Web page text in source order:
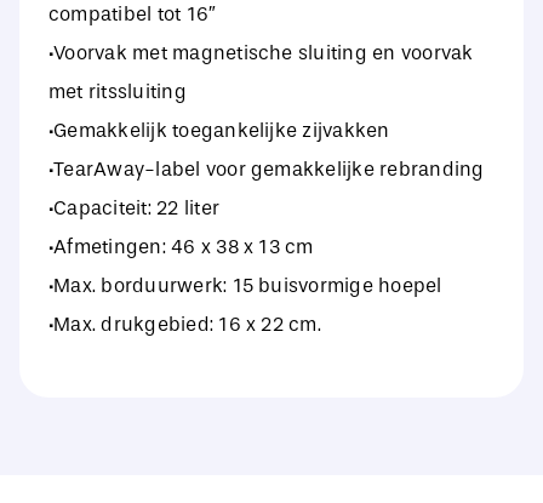
compatibel tot 16″
·Voorvak met magnetische sluiting en voorvak
met ritssluiting
·Gemakkelijk toegankelijke zijvakken
·TearAway-label voor gemakkelijke rebranding
·Capaciteit: 22 liter
·Afmetingen: 46 x 38 x 13 cm
·Max. borduurwerk: 15 buisvormige hoepel
·Max. drukgebied: 16 x 22 cm.